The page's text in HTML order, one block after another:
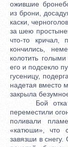
ожившие
из брони,
каски,
за шею
что-то кричал,
кончились,
колотить
его и подсекло
гусеницу,
надетая вместо
закрыла
Бой
переместили
поливали
«катюши», что
завязши в